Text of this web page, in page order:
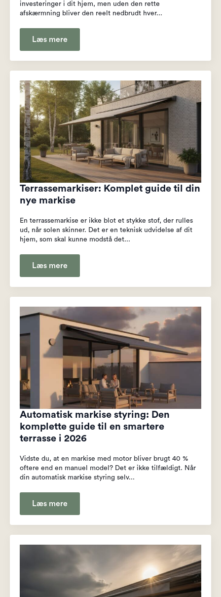
investeringer i dit hjem, men uden den rette
afskærmning bliver den reelt nedbrudt hver...
Læs mere
Terrassemarkiser: Komplet guide til din
nye markise
En terrassemarkise er ikke blot et stykke stof, der rulles
ud, når solen skinner. Det er en teknisk udvidelse af dit
hjem, som skal kunne modstå det...
Læs mere
Automatisk markise styring: Den
komplette guide til en smartere
terrasse i 2026
Vidste du, at en markise med motor bliver brugt 40 %
oftere end en manuel model? Det er ikke tilfældigt. Når
din automatisk markise styring selv...
Læs mere